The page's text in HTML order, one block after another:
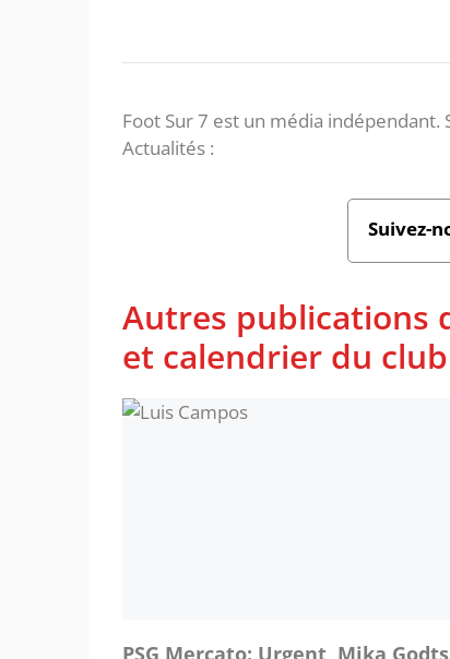
Foot Sur 7 est un média indépendant.
Actualités :
Suivez-
Autres publications
et calendrier du
PSG Mercato: Urgent, Mika Godts